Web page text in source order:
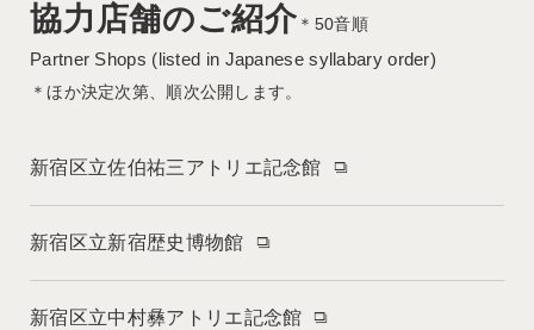
協力店舗のご紹介 ＊50音順
Partner Shops (listed in Japanese syllabary order)
＊ほか決定次第、順次公開します。
新宿区立佐伯祐三アトリエ記念館
新宿区立新宿歴史博物館
新宿区立中村彝アトリエ記念館